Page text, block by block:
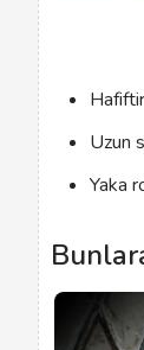
Uzun
Yaka